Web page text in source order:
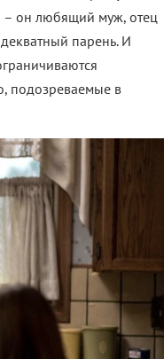
– он любящий муж, отец
парень. И
подозреваемые в